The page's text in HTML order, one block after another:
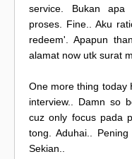
service. Bukan apa
proses. Fine.. Aku
redeem'. Apapun
alamat now utk surat
One more thing today
interview.. Damn so
cuz only focus pada
tong. Aduhai..
Sekian..